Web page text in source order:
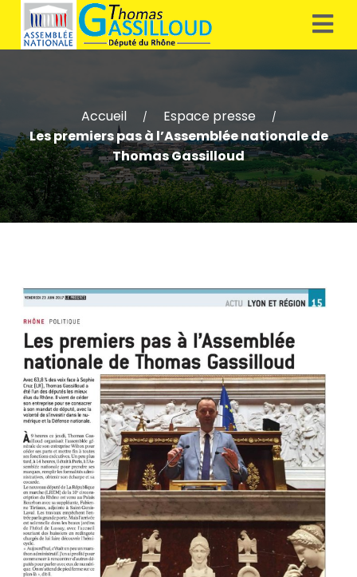
Accueil / Espace presse /
Les premiers pas à l’Assemblée nationale de
Thomas Gassilloud